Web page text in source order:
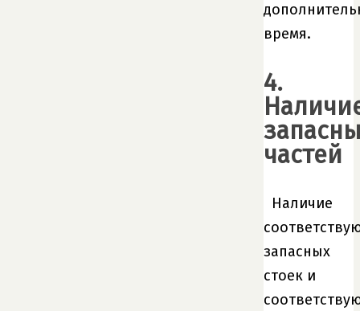
время.
4.
частей
Наличие
запасных
стоек и